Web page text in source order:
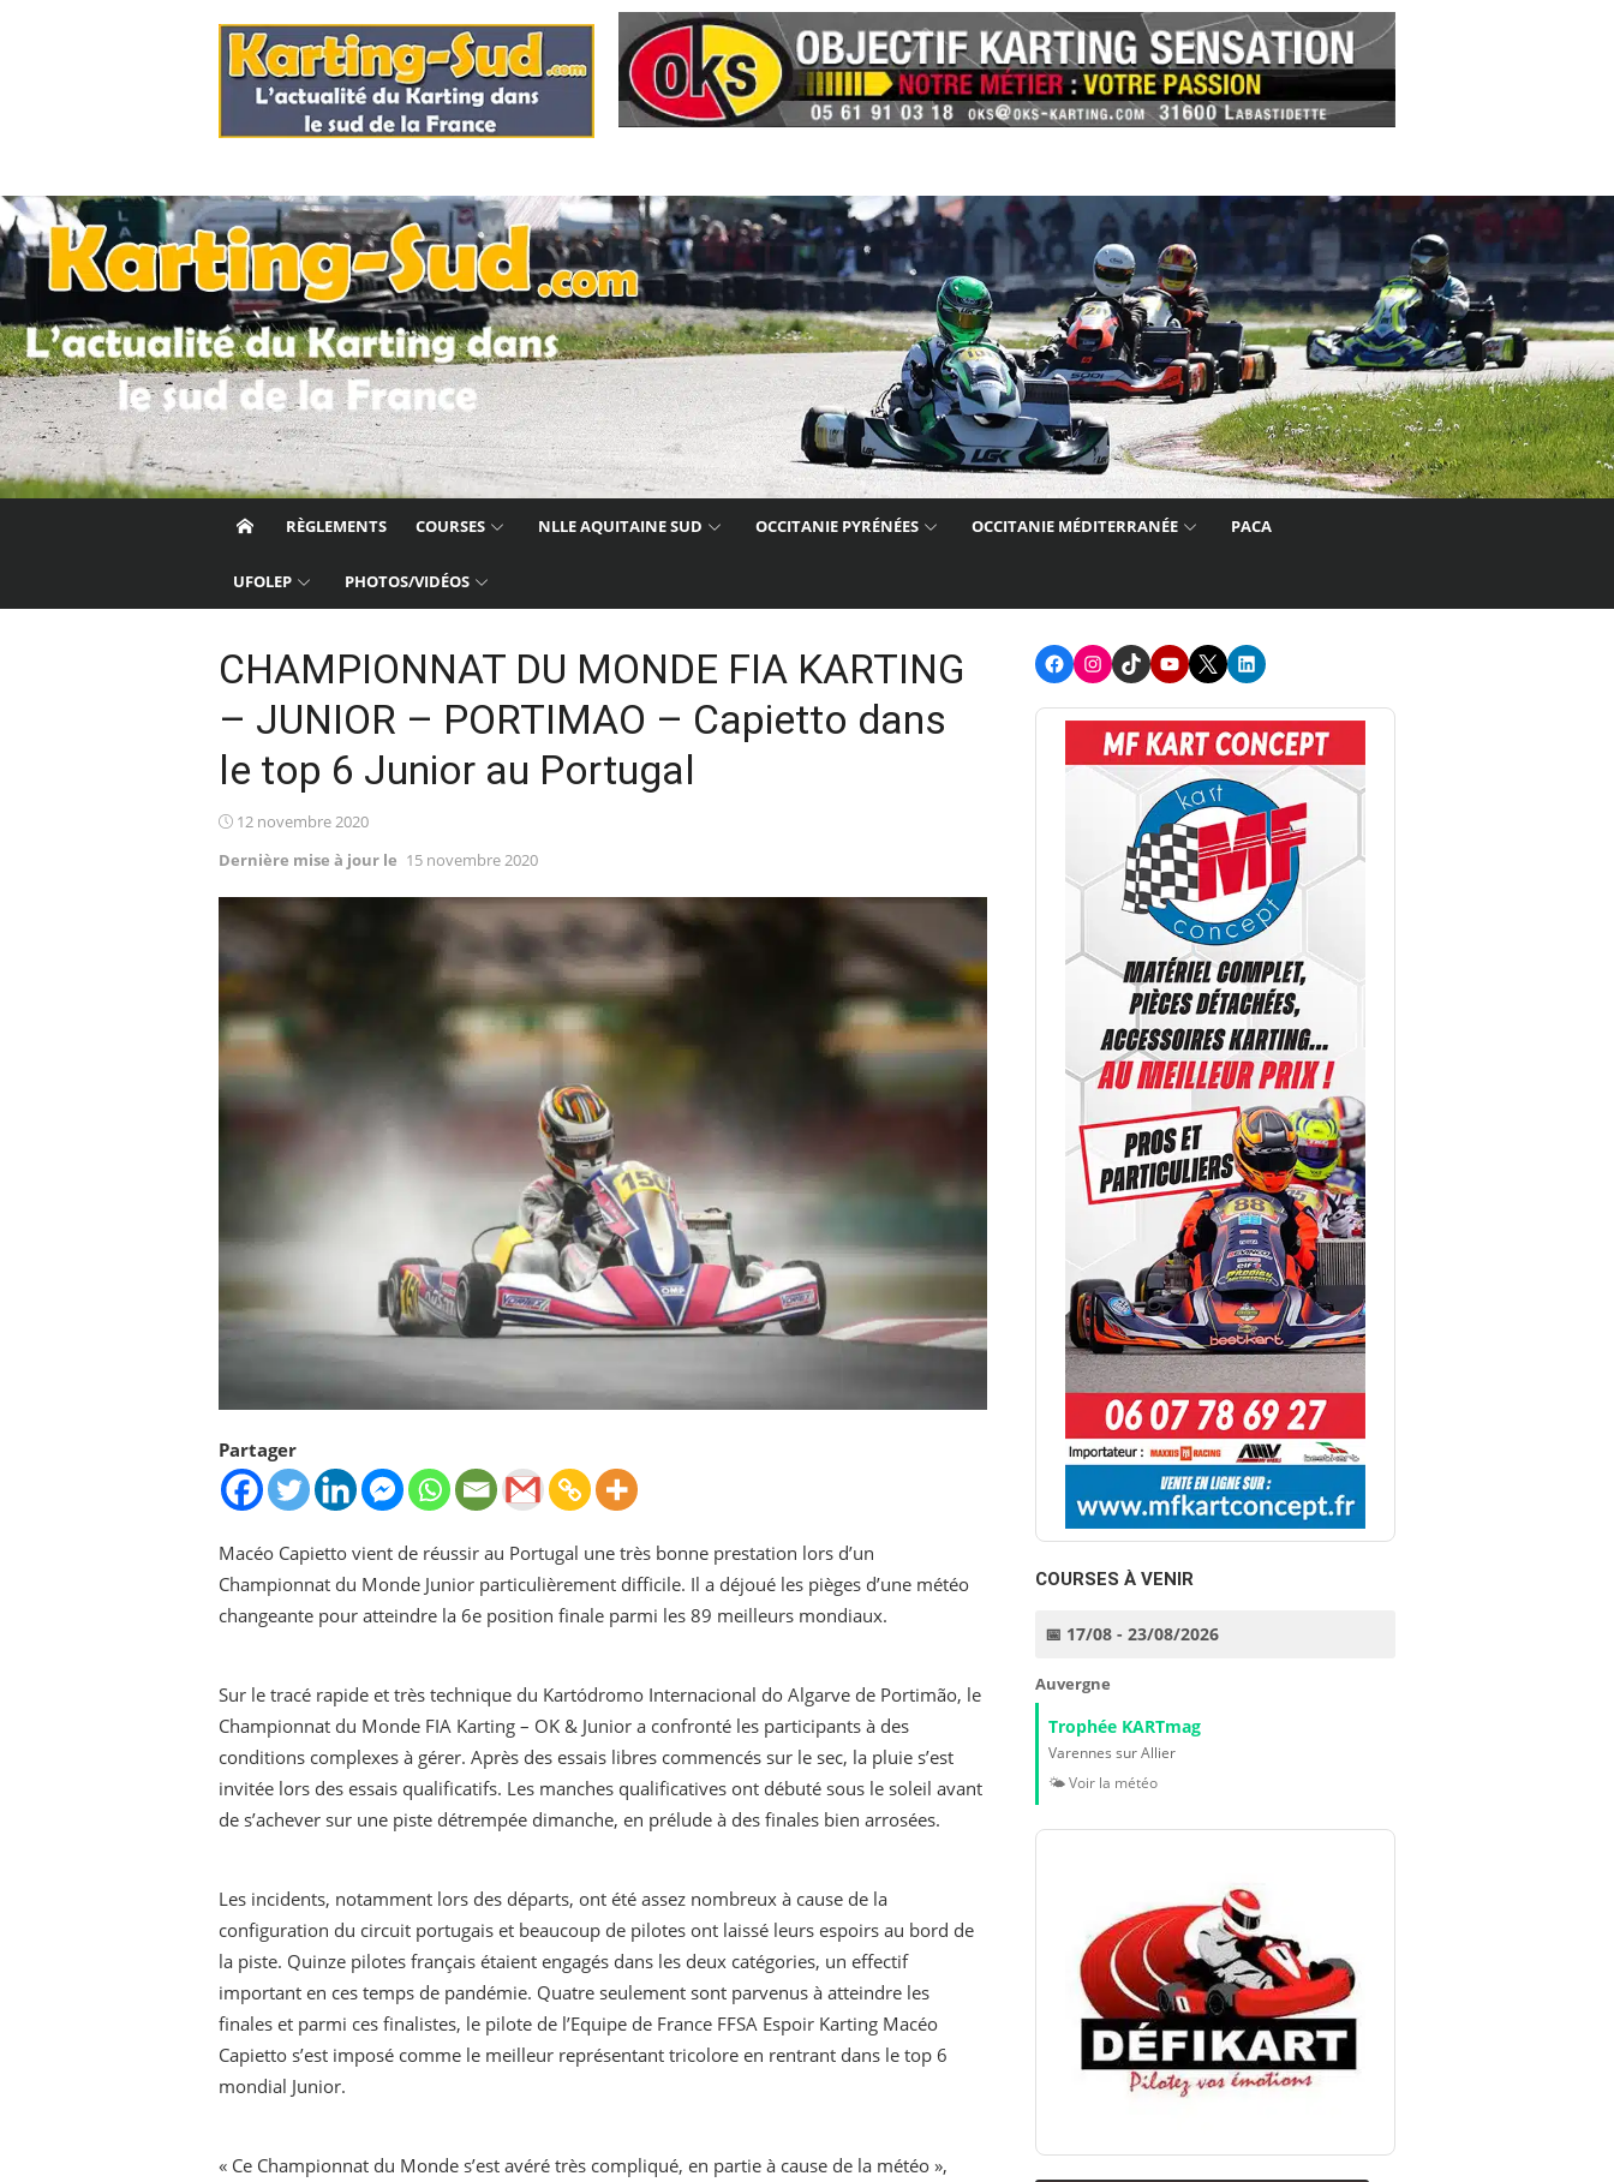
RÈGLEMENTS COURSES NLLE AQUITAINE SUD OCCITANIE PYRÉNÉES OCCITANIE MÉDITERRANÉE PACA
UFOLEP PHOTOS/VIDÉOS
CHAMPIONNAT DU MONDE FIA KARTING
– JUNIOR – PORTIMAO – Capietto dans
le top 6 Junior au Portugal
Posted
12 novembre 2020
Dernière mise à jour le 15 novembre 2020
Partager
Macéo Capietto vient de réussir au Portugal une très bonne prestation lors d’un
Championnat du Monde Junior particulièrement difficile. Il a déjoué les pièges d’une météo
changeante pour atteindre la 6e position finale parmi les 89 meilleurs mondiaux.
Sur le tracé rapide et très technique du Kartódromo Internacional do Algarve de Portimão, le
Championnat du Monde FIA Karting – OK & Junior a confronté les participants à des
conditions complexes à gérer. Après des essais libres commencés sur le sec, la pluie s’est
invitée lors des essais qualificatifs. Les manches qualificatives ont débuté sous le soleil avant
de s’achever sur une piste détrempée dimanche, en prélude à des finales bien arrosées.
Les incidents, notamment lors des départs, ont été assez nombreux à cause de la
configuration du circuit portugais et beaucoup de pilotes ont laissé leurs espoirs au bord de
la piste. Quinze pilotes français étaient engagés dans les deux catégories, un effectif
important en ces temps de pandémie. Quatre seulement sont parvenus à atteindre les
finales et parmi ces finalistes, le pilote de l’Equipe de France FFSA Espoir Karting Macéo
Capietto s’est imposé comme le meilleur représentant tricolore en rentrant dans le top 6
mondial Junior.
« Ce Championnat du Monde s’est avéré très compliqué, en partie à cause de la météo »,
FacebookInstagram
TikTokYoutube
X LinkedIn
COURSES À VENIR
📅 17/08 - 23/08/2026
Auvergne
Trophée KARTmag
Varennes sur Allier
🌤️ Voir la météo